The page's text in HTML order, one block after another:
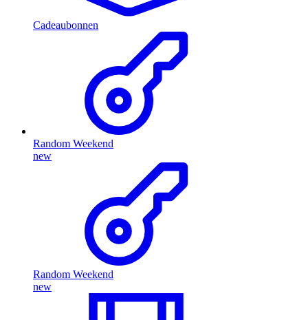
Cadeaubonnen
Random Weekend
new
Random Weekend
new